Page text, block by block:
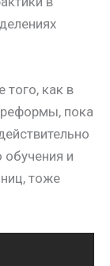
того, как в
реформы, пока
и
тоже